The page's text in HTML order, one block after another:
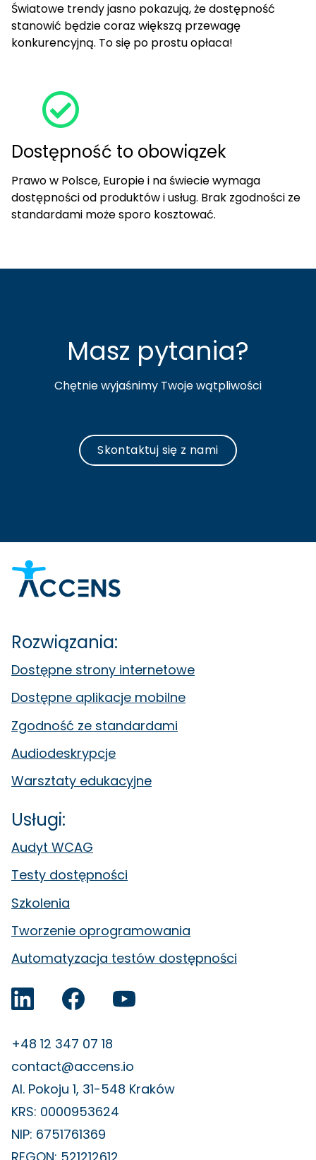
Światowe trendy jasno pokazują, że dostępność
stanowić będzie coraz większą przewagę
konkurencyjną. To się po prostu opłaca!
Dostępność to obowiązek
Prawo w Polsce, Europie i na świecie wymaga
dostępności od produktów i usług. Brak zgodności ze
standardami może sporo kosztować.
Masz pytania?
Chętnie wyjaśnimy Twoje wątpliwości
Skontaktuj się z nami
Rozwiązania:
Dostępne strony internetowe
Dostępne aplikacje mobilne
Zgodność ze standardami
Audiodeskrypcje
Warsztaty edukacyjne
Usługi:
Audyt WCAG
Testy dostępności
Szkolenia
Tworzenie oprogramowania
Automatyzacja testów dostępności
Accens na LinkedIn
FacebookYouTube
+48 12 347 07 18
contact@accens.io
Al. Pokoju 1, 31-548 Kraków
KRS: 0000953624
NIP: 6751761369